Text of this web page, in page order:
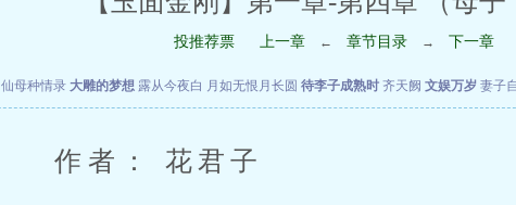
投推荐票 上一章 ← 章节目录 → 下一章
仙母种情录 大雕的梦想 露从今夜白 月如无恨月长圆 待李子成熟时 齐天阙 文娱万岁 妻子
作者： 花君子